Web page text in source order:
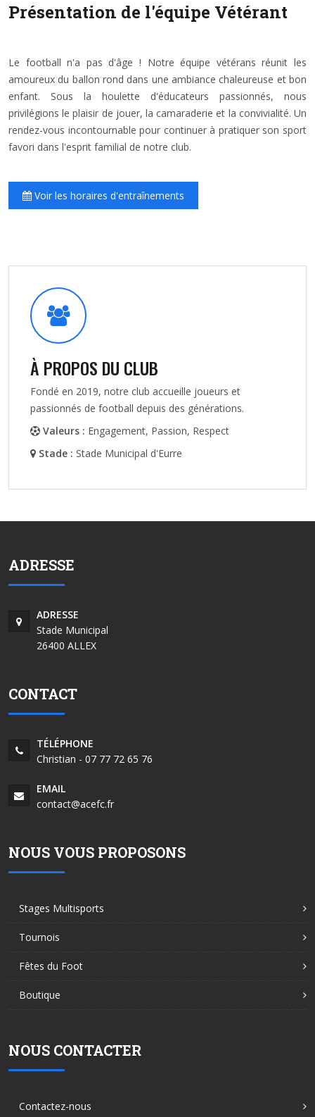
Présentation de l'équipe Vétérant
Le football n'a pas d'âge ! Notre équipe vétérans réunit les
amoureux du ballon rond dans une ambiance chaleureuse et bon
enfant. Sous la houlette d'éducateurs passionnés, nous
privilégions le plaisir de jouer, la camaraderie et la convivialité. Un
rendez-vous incontournable pour continuer à pratiquer son sport
favori dans l'esprit familial de notre club.
Voir les horaires d'entraînements
À PROPOS DU CLUB
Fondé en 2019, notre club accueille joueurs et
passionnés de football depuis des générations.
Valeurs : Engagement, Passion, Respect
Stade : Stade Municipal d'Eurre
ADRESSE
ADRESSE
Stade Municipal
26400 ALLEX
CONTACT
TÉLÉPHONE
Christian - 07 77 72 65 76
EMAIL
contact@acefc.fr
NOUS VOUS PROPOSONS
Stages Multisports
Tournois
Fêtes du Foot
Boutique
NOUS CONTACTER
Contactez-nous